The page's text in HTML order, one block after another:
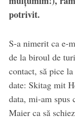
potrivit.
S-a nimerit ca e-
de la biroul de
contact, să pice
date: Skitag mit
data, mi-am spus
Maier ca să